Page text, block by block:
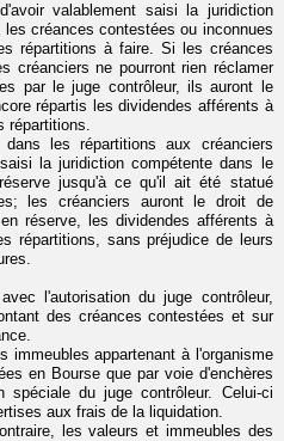
valablement saisi la juridiction
créances contestées ou inconnues
répartitions à faire. Si les créances
créanciers ne pourront rien réclamer
par le juge contrôleur, ils auront le
répartis les dividendes afférents à
répartitions.
les répartitions aux créanciers
la juridiction compétente dans le
jusqu'à ce qu'il ait été statué
les créanciers auront le droit de
réserve, les dividendes afférents à
répartitions, sans préjudice de leurs
l'autorisation du juge contrôleur,
des créances contestées et sur
immeubles appartenant à l'organisme
en Bourse que par voie d'enchères
spéciale du juge contrôleur. Celui-ci
aux frais de la liquidation.
les valeurs et immeubles des